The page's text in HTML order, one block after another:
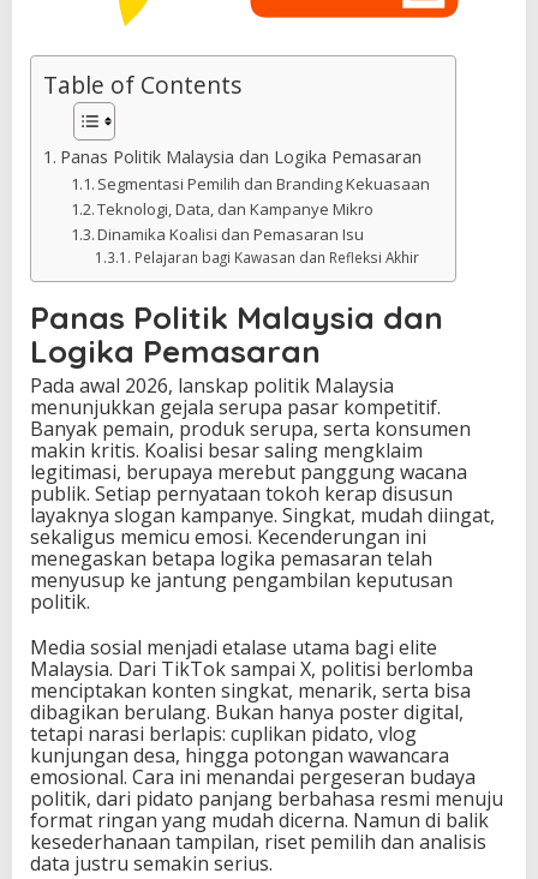
Table of Contents
Panas Politik Malaysia dan Logika Pemasaran
Segmentasi Pemilih dan Branding Kekuasaan
Teknologi, Data, dan Kampanye Mikro
Dinamika Koalisi dan Pemasaran Isu
Pelajaran bagi Kawasan dan Refleksi Akhir
Panas Politik Malaysia dan
Logika Pemasaran
Pada awal 2026, lanskap politik Malaysia
menunjukkan gejala serupa pasar kompetitif.
Banyak pemain, produk serupa, serta konsumen
makin kritis. Koalisi besar saling mengklaim
legitimasi, berupaya merebut panggung wacana
publik. Setiap pernyataan tokoh kerap disusun
layaknya slogan kampanye. Singkat, mudah diingat,
sekaligus memicu emosi. Kecenderungan ini
menegaskan betapa logika pemasaran telah
menyusup ke jantung pengambilan keputusan
politik.
Media sosial menjadi etalase utama bagi elite
Malaysia. Dari TikTok sampai X, politisi berlomba
menciptakan konten singkat, menarik, serta bisa
dibagikan berulang. Bukan hanya poster digital,
tetapi narasi berlapis: cuplikan pidato, vlog
kunjungan desa, hingga potongan wawancara
emosional. Cara ini menandai pergeseran budaya
politik, dari pidato panjang berbahasa resmi menuju
format ringan yang mudah dicerna. Namun di balik
kesederhanaan tampilan, riset pemilih dan analisis
data justru semakin serius.